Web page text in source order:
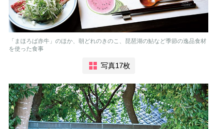
「まほろば赤牛」のほか、朝どれのきのこ、琵琶湖の鮎など季節の逸品食材
を使った食事
写真17枚